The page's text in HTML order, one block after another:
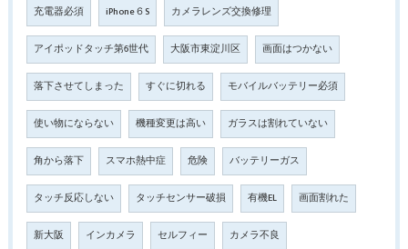
充電器必須 iPhone６S カメラレンズ交換修理
アイポッドタッチ第6世代 大阪市東淀川区 画面はつかない
落下させてしまった すぐに切れる モバイルバッテリー必須
使い物にならない 機種変更は高い ガラスは割れていない
角から落下 スマホ熱中症 危険 バッテリーガス
タッチ反応しない タッチセンサー破損 有機EL 画面割れた
新大阪 インカメラ セルフィー カメラ不良